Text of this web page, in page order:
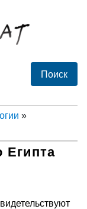
»
Египта